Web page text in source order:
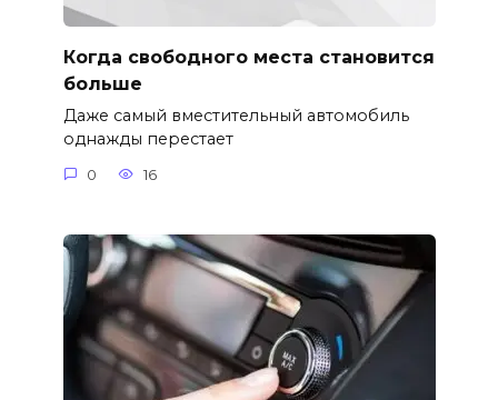
Когда свободного места становится
больше
Даже самый вместительный автомобиль
однажды перестает
0 16